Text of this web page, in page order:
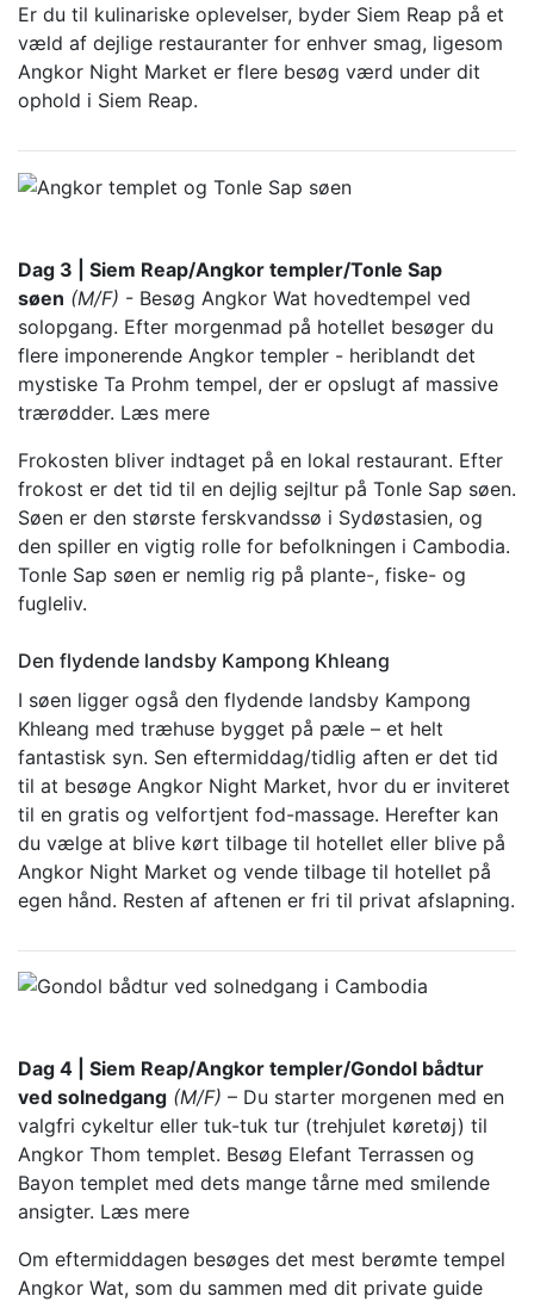
Er du til kulinariske oplevelser, byder Siem Reap på et
væld af dejlige restauranter for enhver smag, ligesom
Angkor Night Market er flere besøg værd under dit
ophold i Siem Reap.
Dag 3 | Siem Reap/Angkor templer/Tonle Sap
søen (M/F) - Besøg Angkor Wat hovedtempel ved
solopgang. Efter morgenmad på hotellet besøger du
flere imponerende Angkor templer - heriblandt det
mystiske Ta Prohm tempel, der er opslugt af massive
trærødder. Læs mere
Frokosten bliver indtaget på en lokal restaurant. Efter
frokost er det tid til en dejlig sejltur på Tonle Sap søen.
Søen er den største ferskvandssø i Sydøstasien, og
den spiller en vigtig rolle for befolkningen i Cambodia.
Tonle Sap søen er nemlig rig på plante-, fiske- og
fugleliv.
Den flydende landsby Kampong Khleang
I søen ligger også den flydende landsby Kampong
Khleang med træhuse bygget på pæle – et helt
fantastisk syn. Sen eftermiddag/tidlig aften er det tid
til at besøge Angkor Night Market, hvor du er inviteret
til en gratis og velfortjent fod-massage. Herefter kan
du vælge at blive kørt tilbage til hotellet eller blive på
Angkor Night Market og vende tilbage til hotellet på
egen hånd. Resten af aftenen er fri til privat afslapning.
Dag 4 | Siem Reap/Angkor templer/Gondol bådtur
ved solnedgang (M/F) – Du starter morgenen med en
valgfri cykeltur eller tuk-tuk tur (trehjulet køretøj) til
Angkor Thom templet. Besøg Elefant Terrassen og
Bayon templet med dets mange tårne med smilende
ansigter. Læs mere
Om eftermiddagen besøges det mest berømte tempel
Angkor Wat, som du sammen med dit private guide